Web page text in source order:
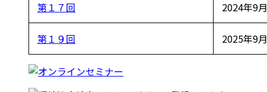
第１７回 2024年9月
第１９回 2025年9月